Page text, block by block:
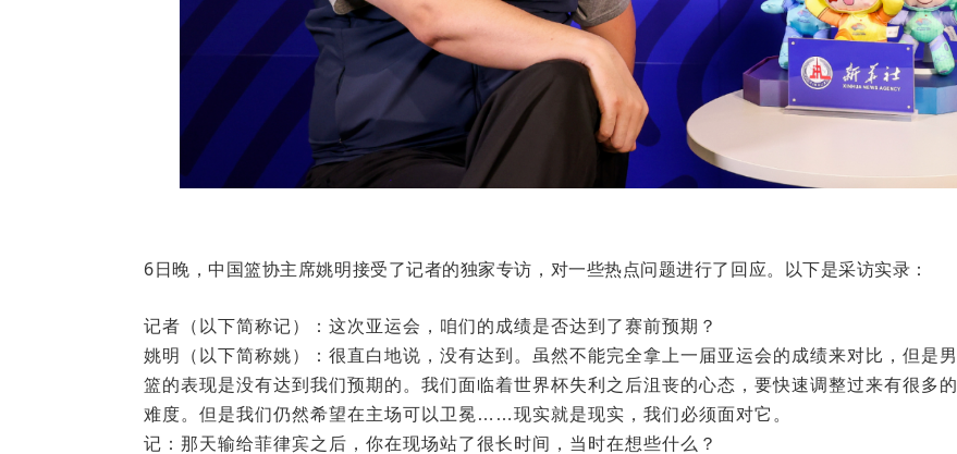
6日晚， 中国篮协主席姚明接受了记者的独家专访，对一些热点问题进行了回应。以下是采访实录：
记者（以下简称记）：这次亚运会，咱们的成绩是否达到了赛前预期？
姚明（以下简称姚）：很直白地说，没有达到。虽然不能完全拿上一届亚运会的成绩来对比，但是男
篮的表现是没有达到我们预期的。我们面临着世界杯失利之后沮丧的心态，要快速调整过来有很多的
难度。但是我们仍然希望在主场可以卫冕……现实就是现实，我们必须面对它。
记：那天输给菲律宾之后，你在现场站了很长时间，当时在想些什么？